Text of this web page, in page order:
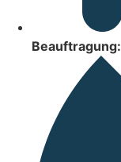
Beauftragung: